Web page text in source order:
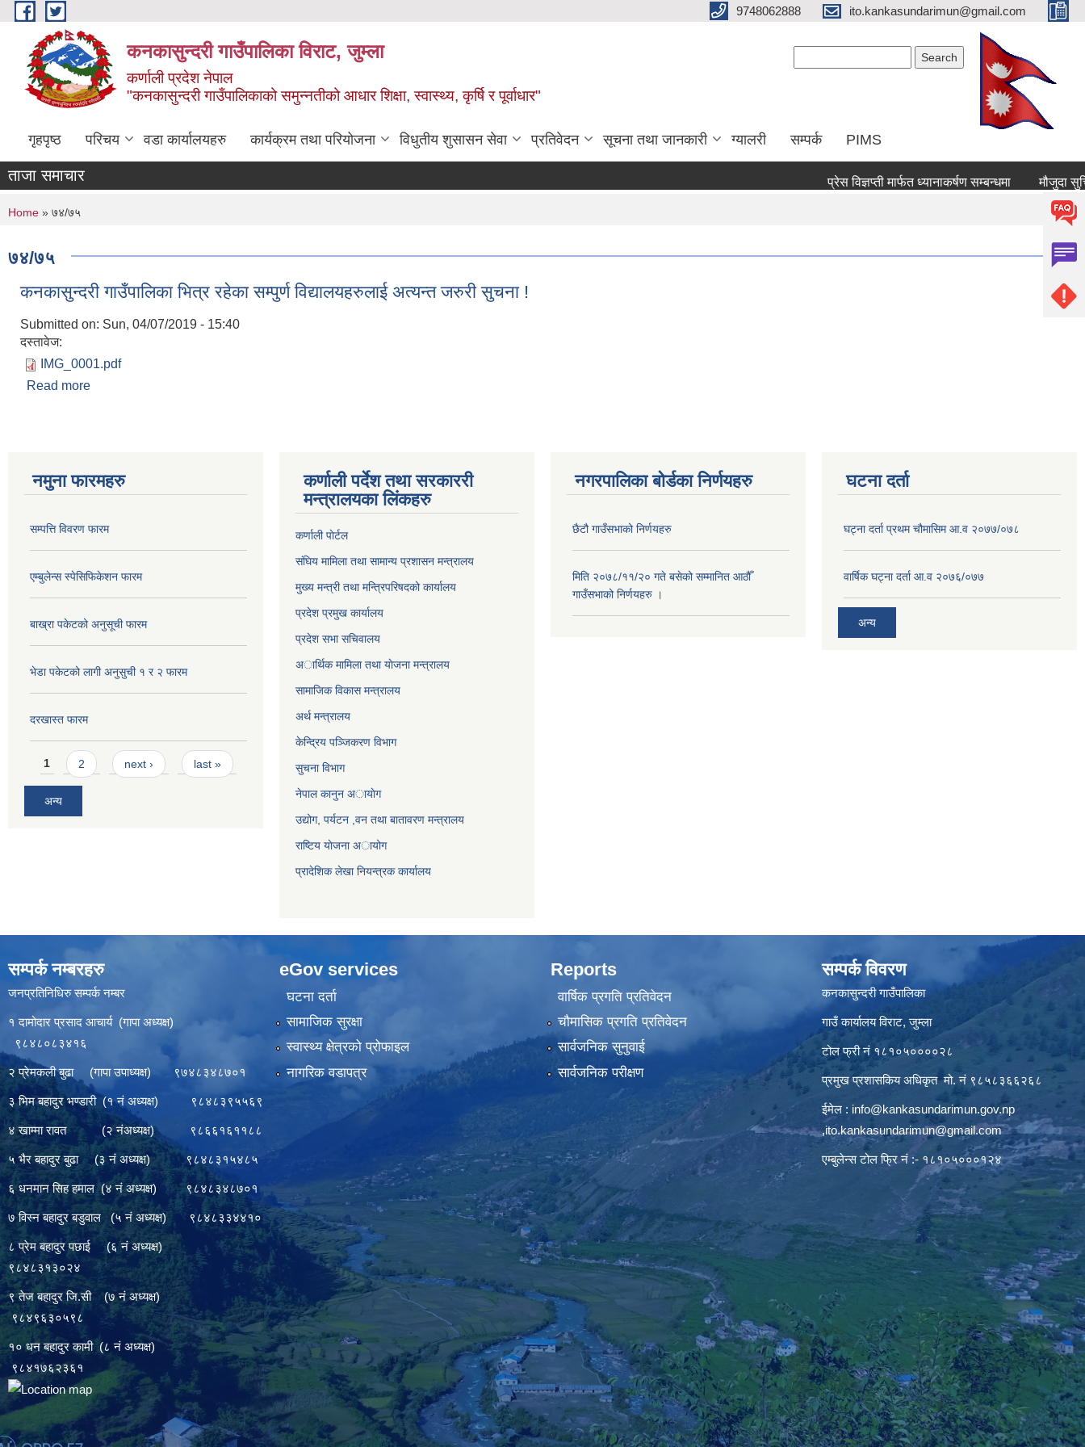
Skip to main content 9748062888 ito.kankasundarimun@gmail.com
कनकासुन्दरी गाउँपालिका विराट, जुम्ला
कर्णाली प्रदेश नेपाल
"कनकासुन्दरी गाउँपालिकाको समुन्नतीको आधार शिक्षा, स्वास्थ्य, कृर्षि र पूर्वाधार"
गृहपृष्ठ परिचय वडा कार्यालयहरु कार्यक्रम तथा परियोजना विधुतीय शुसासन सेवा प्रतिवेदन सूचना तथा जानकारी ग्यालरी सम्पर्क PIMS
ताजा समाचार प्रेस विज्ञप्ती मार्फत ध्यानाकर्षण सम्बन्धमा मौजुदा सुचिमा
You are here
Home » ७४/७५
७४/७५
कनकासुन्दरी गाउँपालिका भित्र रहेका सम्पुर्ण विद्यालयहरुलाई अत्यन्त जरुरी सुचना !
Submitted on: Sun, 04/07/2019 - 15:40
दस्तावेज:
IMG_0001.pdf
Read more
नमुना फारमहरु
सम्पत्ति विवरण फारम
एम्बुलेन्स स्पेसिफिकेशन फारम
बाख्रा पकेटको अनुसूची फारम
भेडा पकेटको लागी अनुसुची १ र २ फारम
दरखास्त फारम
Pages
1 2 next › last »
अन्य
कर्णाली पर्देश तथा सरकाररी
मन्त्रालयका लिंकहरु
कर्णाली पाेर्टल
संघिय मामिला तथा सामान्य प्रशासन मन्त्रालय
मुख्य मन्त्री तथा मन्त्रिपरिषदको कार्यालय
प्रदेश प्रमुख कार्यालय
प्रदेश सभा सचिवालय
अार्थिक मामिला तथा याेजना मन्त्रालय
सामाजिक विकास मन्त्रालय
अर्थ मन्त्रालय
केन्द्रिय पञ्जिकरण विभाग
सुचना विभाग
नेपाल कानुन अायाेग
उद्योग, पर्यटन ,वन तथा बातावरण मन्त्रालय
राष्टिय याेजना अायोग
प्रादेशिक लेखा नियन्त्रक कार्यालय
नगरपालिका बोर्डका निर्णयहरु
छैटौ गाउँसभाको निर्णयहरु
मिति २०७८/११/२० गते बसेको सम्मानित आठौँ
गाउँसभाको निर्णयहरु ।
घटना दर्ता
घट्ना दर्ता प्रथम चौमासिम आ.व २०७७/०७८
वार्षिक घट्ना दर्ता आ.व २०७६/०७७
अन्य
सम्पर्क नम्बरहरु
जनप्रतिनिधिरु सम्पर्क नम्बर
१ दामोदार प्रसाद आचार्य (गापा अध्यक्ष)
९८४८०८३४१६
२ प्रेमकली बुढा (गापा उपाध्यक्ष) ९७४८३४८७०१
३ भिम बहादुर भण्डारी (१ नं अध्यक्ष) ९८४८३९५५६९
४ खाम्मा रावत (२ नंअध्यक्ष) ९८६६१६११८८
५ भैर बहादुर बुढा (३ नं अध्यक्ष) ९८४८३१५४८५
६ धनमान सिह हमाल (४ नं अध्यक्ष) ९८४८३४८७०१
७ विस्न बहादुर बडुवाल (५ नं अध्यक्ष) ९८४८३३४४१०
८ प्रेम बहादुर पछाई (६ नं अध्यक्ष)
९८४८३१३०२४
९ तेज बहादुर जि.सी (७ नं अध्यक्ष)
९८४९६३०५९८
१० धन बहादुर कामी (८ नं अध्यक्ष)
९८४१७६२३६१
eGov services
घटना दर्ता
सामाजिक सुरक्षा
स्वास्थ्य क्षेत्रको प्रोफाइल
नागरिक वडापत्र
Reports
वार्षिक प्रगति प्रतिवेदन
चौमासिक प्रगति प्रतिवेदन
सार्वजनिक सुनुवाई
सार्वजनिक परीक्षण
सम्पर्क विवरण
कनकासुन्दरी गाउँपालिका
गाउँ कार्यालय विराट, जुम्ला
टोल फ्री नं १८१०५००००२८
प्रमुख प्रशासकिय अधिकृत मो. नं ९८५८३६६२६८
ईमेल : info@kankasundarimun.gov.np
,ito.kankasundarimun@gmail.com
एम्बुलेन्स टोल फ्रि नं :- १८१०५०००१२४